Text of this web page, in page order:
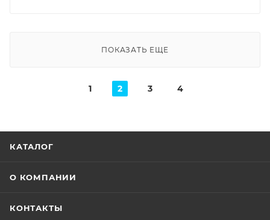
ПОКАЗАТЬ ЕЩЕ
1 2 3 4
КАТАЛОГ
О КОМПАНИИ
КОНТАКТЫ